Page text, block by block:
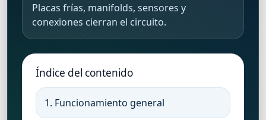
Placas frías, manifolds, sensores y
conexiones cierran el circuito.
Índice del contenido
1. Funcionamiento general